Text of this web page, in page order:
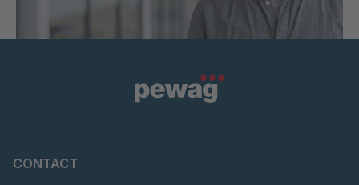
CONTACT